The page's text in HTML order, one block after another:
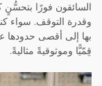
السائقون فورًا بتحسُّنٍ
وقدرة التوقف. سواء
بها إلى أقصى حدودها
قِمّيًّا وموثوقيةً مثاليةً.